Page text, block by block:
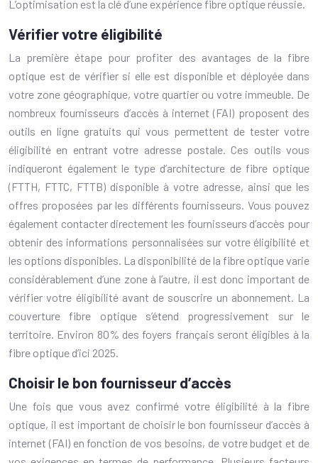
L’optimisation est la clé d’une expérience fibre optique réussie.
Vérifier votre éligibilité
La première étape pour profiter des avantages de la fibre
optique est de vérifier si elle est disponible et déployée dans
votre zone géographique, votre quartier ou votre immeuble. De
nombreux fournisseurs d’accès à internet (FAI) proposent des
outils en ligne gratuits qui vous permettent de tester votre
éligibilité en entrant votre adresse postale. Ces outils vous
indiqueront également le type d’architecture de fibre optique
(FTTH, FTTC, FTTB) disponible à votre adresse, ainsi que les
offres proposées par les différents fournisseurs. Vous pouvez
également contacter directement les fournisseurs d’accès pour
obtenir des informations personnalisées sur votre éligibilité et
les options disponibles. La disponibilité de la fibre optique varie
considérablement d’une zone à l’autre, il est donc important de
vérifier votre éligibilité avant de souscrire un abonnement. La
couverture fibre optique s’étend progressivement sur le
territoire. Environ 80% des foyers français seront éligibles à la
fibre optique d’ici 2025.
Choisir le bon fournisseur d’accès
Une fois que vous avez confirmé votre éligibilité à la fibre
optique, il est important de choisir le bon fournisseur d’accès à
internet (FAI) en fonction de vos besoins, de votre budget et de